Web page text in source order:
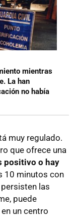
mientras
La han
no había
muy regulado.
que ofrece una
positivo o hay
10 minutos con
las
puede
un centro